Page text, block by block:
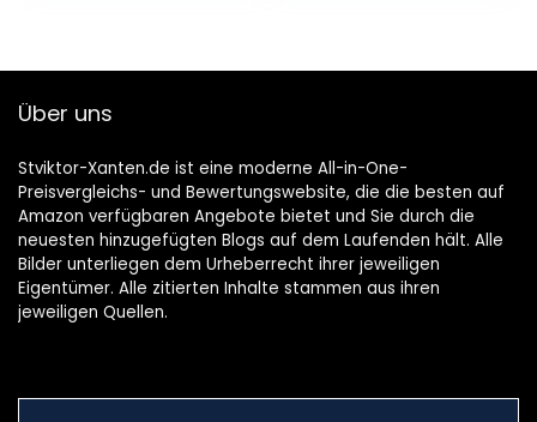
Über uns
Stviktor-Xanten.de ist eine moderne All-in-One-
Preisvergleichs- und Bewertungswebsite, die die besten auf
Amazon verfügbaren Angebote bietet und Sie durch die
neuesten hinzugefügten Blogs auf dem Laufenden hält. Alle
Bilder unterliegen dem Urheberrecht ihrer jeweiligen
Eigentümer. Alle zitierten Inhalte stammen aus ihren
jeweiligen Quellen.